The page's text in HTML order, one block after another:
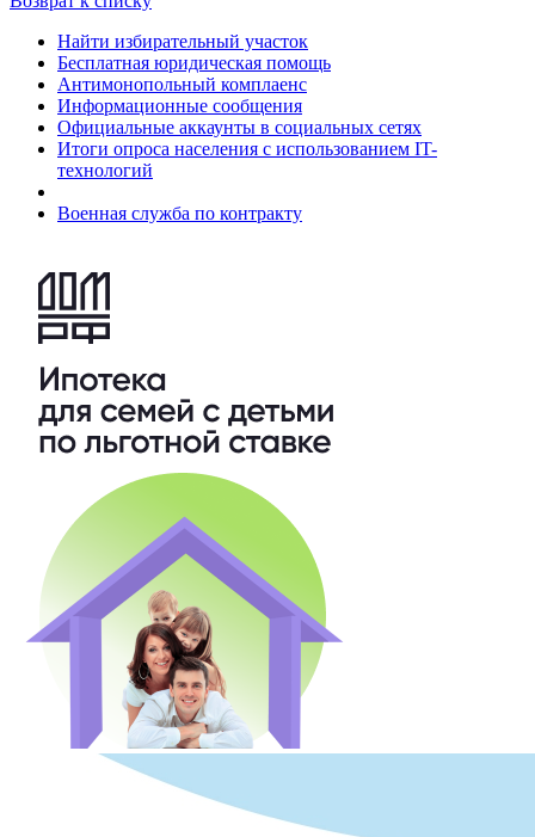
Найти избирательный участок
Бесплатная юридическая помощь
Антимонопольный комплаенс
Информационные сообщения
Официальные аккаунты в социальных сетях
Итоги опроса населения с использованием IT-
технологий
Военная служба по контракту